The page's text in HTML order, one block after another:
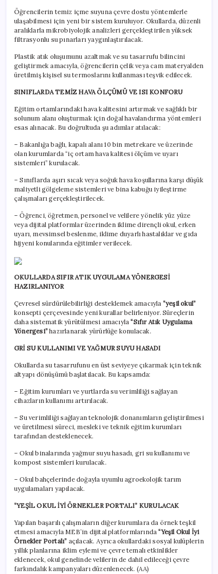
Öğrencilerin temiz içme suyuna çevre dostu yöntemlerle
ulaşabilmesi için yeni bir sistem kuruluyor. Okullarda, düzenli
aralıklarla mikrobiyolojik analizleri gerçekleştirilen yüksek
filtrasyonlu su pınarları yaygınlaştırılacak.
Plastik atık oluşumunu azaltmak ve su tasarrufu bilincini
geliştirmek amacıyla, öğrencilerin çelik veya cam materyalden
üretilmiş kişisel su termoslarını kullanması teşvik edilecek.
SINIFLARDA TEMİZ HAVA ÖLÇÜMÜ VE ISI KONFORU
Eğitim ortamlarındaki hava kalitesini artırmak ve sağlıklı bir
solunum alanı oluşturmak için doğal havalandırma yöntemleri
esas alınacak. Bu doğrultuda şu adımlar atılacak:
– Bakanlığa bağlı, kapalı alanı 10 bin metrekare ve üzerinde
olan kurumlarda “iç ortam hava kalitesi ölçüm ve uyarı
sistemleri” kurulacak.
– Sınıflarda aşırı sıcak veya soğuk hava koşullarına karşı düşük
maliyetli gölgeleme sistemleri ve bina kabuğu iyileştirme
çalışmaları gerçekleştirilecek.
– Öğrenci, öğretmen, personel ve velilere yönelik yüz yüze
veya dijital platformlar üzerinden iklime dirençli okul, erken
uyarı, mevsimsel beslenme, iklime duyarlı hastalıklar ve gıda
hijyeni konularında eğitimler verilecek.
OKULLARDA SIFIR ATIK UYGULAMA YÖNERGESİ
HAZIRLANIYOR
Çevresel sürdürülebilirliği desteklemek amacıyla “yeşil okul”
konsepti çerçevesinde yeni kurallar belirleniyor. Süreçlerin
daha sistematik yürütülmesi amacıyla“Sıfır Atık Uygulama
Yönergesi”hazırlanarak yürürlüğe konulacak.
GRİ SU KULLANIMI VE YAĞMUR SUYU HASADI
Okullarda su tasarrufunu en üst seviyeye çıkarmak için teknik
altyapı dönüşümü başlatılacak. Bu kapsamda:
– Eğitim kurumları ve yurtlarda su verimliliği sağlayan
cihazların kullanımı artırılacak.
– Su verimliliği sağlayan teknolojik donanımların geliştirilmesi
ve üretilmesi süreci, mesleki ve teknik eğitim kurumları
tarafından desteklenecek.
– Okul binalarında yağmur suyu hasadı, gri su kullanımı ve
kompost sistemleri kurulacak.
– Okul bahçelerinde doğayla uyumlu agroekolojik tarım
uygulamaları yapılacak.
“YEŞİL OKUL İYİ ÖRNEKLER PORTALI” KURULACAK
Yapılan başarılı çalışmaların diğer kurumlara da örnek teşkil
etmesi amacıyla MEB’in dijital platformlarında“Yeşil Okul İyi
Örnekler Portalı” açılacak. Ayrıca okullardaki sosyal kulüplerin
yıllık planlarına iklim eylemi ve çevre temalı etkinlikler
eklenecek, okul genelinde velilerin de dahil edileceği çevre
farkındalık kampanyaları düzenlenecek. (AA)